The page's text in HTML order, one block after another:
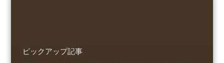
ピックアップ記事